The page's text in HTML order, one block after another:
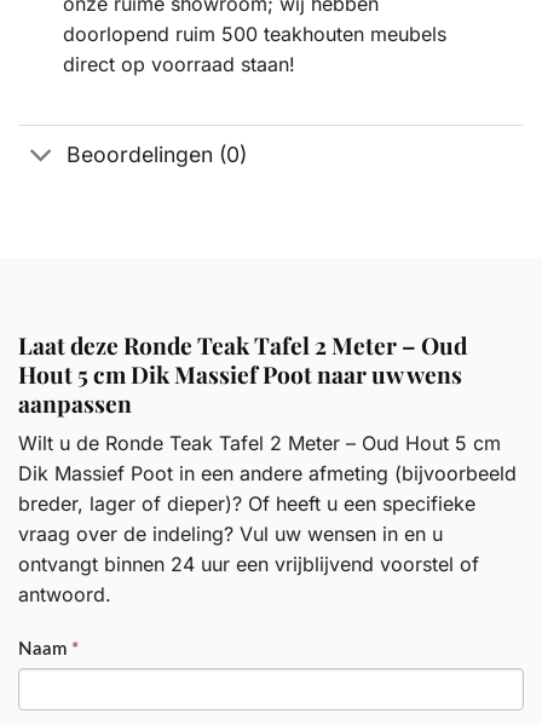
doorlopend ruim 500 teakhouten meubels
direct op voorraad staan!
Beoordelingen (0)
Laat deze Ronde Teak Tafel 2 Meter – Oud
Hout 5 cm Dik Massief Poot naar uw wens
aanpassen
Wilt u de Ronde Teak Tafel 2 Meter – Oud Hout 5 cm
Dik Massief Poot in een andere afmeting (bijvoorbeeld
breder, lager of dieper)? Of heeft u een specifieke
vraag over de indeling? Vul uw wensen in en u
ontvangt binnen 24 uur een vrijblijvend voorstel of
antwoord.
PRODUCT
Naam *